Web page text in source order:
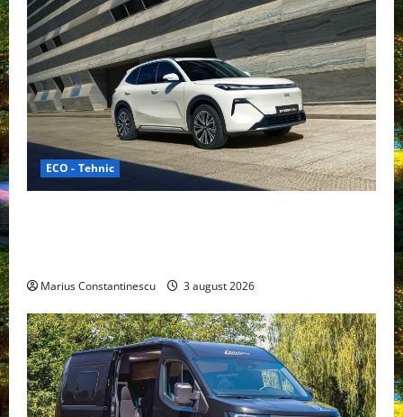
ECO - Tehnic
Marius Constantinescu 3 august 2026